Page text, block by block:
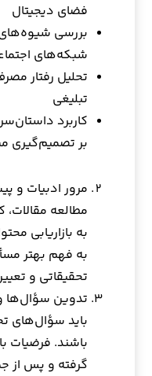
فضای دیجیتال
بررسی شیوه‌های
شبکه‌های
تحلیل رفتار
تبلیغی
کاربرد
بر تصمیم‌گیری
مرور ادبیات و
مطالعه
به بازاریابی
به فهم بهتر
تحقیقاتی و
تدوین
باید سؤال‌های
باشند. فرضیات
گرفته و پس از